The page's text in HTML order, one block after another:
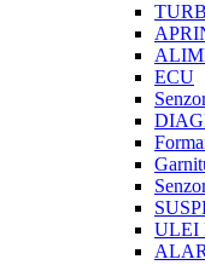
ECU
ULEI